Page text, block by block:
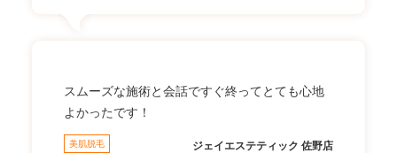
スムーズな施術と会話ですぐ終ってとても心地
よかったです！
美肌脱毛 ジェイエステティック 佐野店